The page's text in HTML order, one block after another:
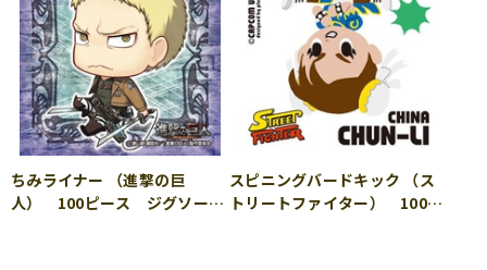
ちみライナー （進撃の巨
人） 100ピース ジグソーパ
スピニングバードキック （ス
トリートファイター） 100ピ